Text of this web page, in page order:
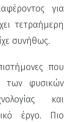
για
τετραήμερη
συνήθως.
που
των φυσικών
και
έργο. Πιο